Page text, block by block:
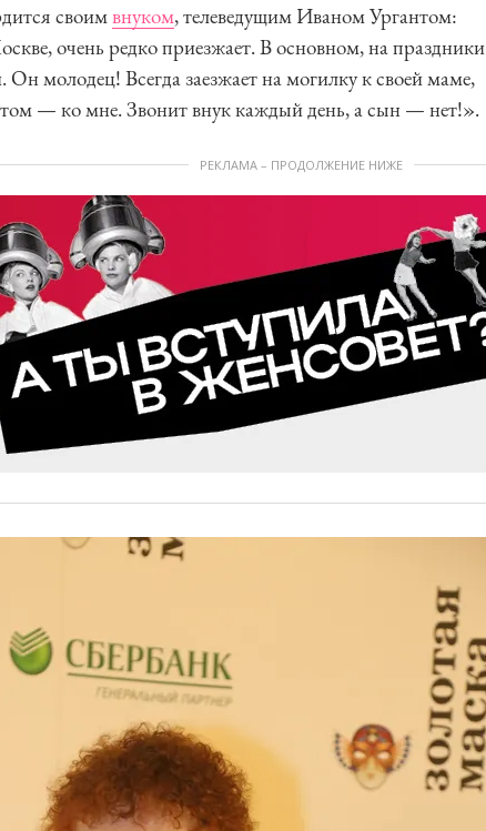
своимвнуком, телеведущим Иваном Ургантом:
очень редко приезжает. В основном, на праздники
Он молодец! Всегда заезжает на могилку к своей маме,
— ко мне. Звонит внук каждый день, а сын — нет!».
РЕКЛАМА – ПРОДОЛЖЕНИЕ НИЖЕ